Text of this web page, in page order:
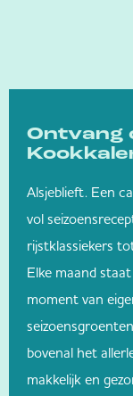
Ontvang
Alsjeblieft. Een
vol
rijstklassiekers
Elke maand
moment van
bovenal het
makkelijk en